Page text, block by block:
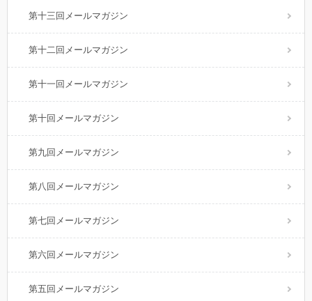
第十三回メールマガジン
第十二回メールマガジン
第十一回メールマガジン
第十回メールマガジン
第九回メールマガジン
第八回メールマガジン
第七回メールマガジン
第六回メールマガジン
第五回メールマガジン